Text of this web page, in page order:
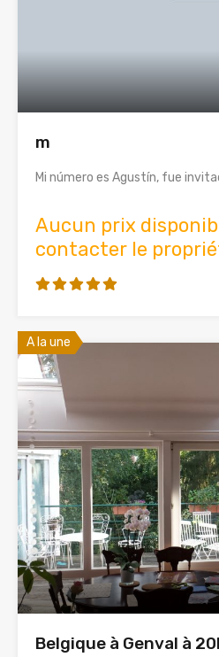
m
Mi número es Agustín, fue
Aucun prix
contacter le
A la une
Belgique à Genval à